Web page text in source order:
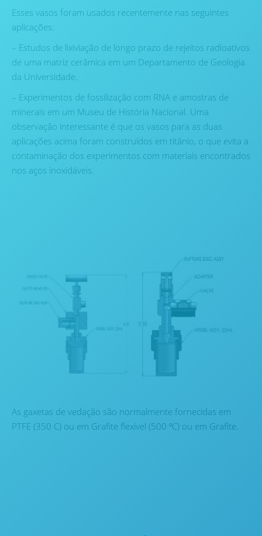
Esses vasos foram usados recentemente nas seguintes
aplicações:
– Estudos de lixiviação de longo prazo de rejeitos radioativos
de uma matriz cerâmica em um Departamento de Geologia
da Universidade.
– Experimentos de fossilização com RNA e amostras de
minerais em um Museu de História Nacional. Uma
observação interessante é que os vasos para as duas
aplicações acima foram construídos em titânio, o que evita a
contaminação dos experimentos com materiais encontrados
nos aços inoxidáveis.
As gaxetas de vedação são normalmente fornecidas em
PTFE (350 C) ou em Grafite flexível (500 ⁰C) ou em Grafite.